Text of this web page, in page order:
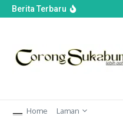
Berita Terbaru
Kamar
Konten
Ingatkan
Home
Laman